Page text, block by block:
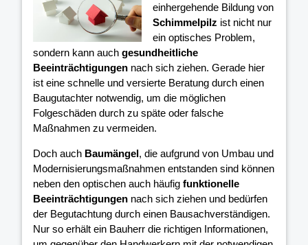
einhergehende Bildung von
Schimmelpilz ist nicht nur
ein optisches Problem,
sondern kann auch gesundheitliche
Beeinträchtigungen nach sich ziehen. Gerade hier
ist eine schnelle und versierte Beratung durch einen
Baugutachter notwendig, um die möglichen
Folgeschäden durch zu späte oder falsche
Maßnahmen zu vermeiden.
Doch auch Baumängel, die aufgrund von Umbau und
Modernisierungsmaßnahmen entstanden sind können
neben den optischen auch häufig funktionelle
Beeinträchtigungen nach sich ziehen und bedürfen
der Begutachtung durch einen Bausachverständigen.
Nur so erhält ein Bauherr die richtigen Informationen,